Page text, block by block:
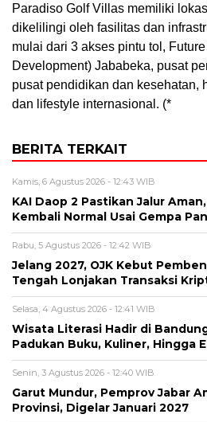
Paradiso Golf Villas memiliki
dikelilingi oleh fasilitas dan
mulai dari 3 akses pintu tol,
Development) Jababeka, pusat
pusat pendidikan dan kesehatan,
dan lifestyle internasional. (*
BERITA TERKAIT
Kamis, 6 Agustus 2026 - 12:43 WIB
KAI Daop 2 Pastikan Jalur
Kembali Normal Usai Gempa
Rabu, 5 Agustus 2026 - 12:42 WIB
Jelang 2027, OJK Kebut
Tengah Lonjakan Transaksi
Selasa, 4 Agustus 2026 - 12:41 WIB
Wisata Literasi Hadir di
Padukan Buku, Kuliner, Hingga
Senin, 3 Agustus 2026 - 12:40 WIB
Garut Mundur, Pemprov Jabar
Provinsi, Digelar Januari 2027